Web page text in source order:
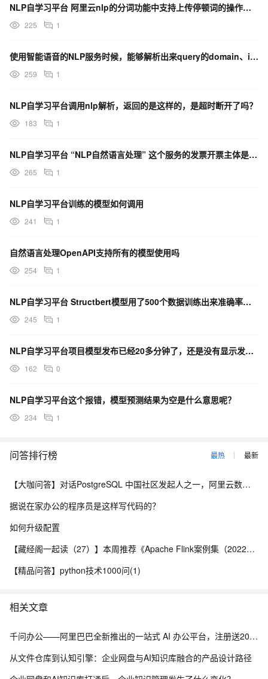
NLP自学习平台 阿里云nlp的分词功能中支持上传停顿词的操作嘛，请问相关接口参数是什么呢？
225 1
使用智能语音的NLP服务时候，能够解析出来query的domain、intent和是Slots嘛？
259 1
NLP自学习平台调用nlp解析，返回的是这样的，是超时断开了吗？
183 1
NLP自学习平台 “NLP自然语言处理” 这个服务的发票开票主体是 阿里云计算有限公司吗？
265 1
NLP自学习平台训练的模型如何调用
241 1
自然语言处理OpenAPI支持所有的模型使用吗
254 1
NLP自学习平台 Structbert模型用了500个数据训练出来准确率等结果仍然为零是怎么回事呢？
245 1
NLP自学习平台项目模型发布已经20多分钟了，还是没有显示发布成功，请问这是正常的吗？
162 0
NLP自学习平台这个报错，模型预测结果为空是什么意思呢？
234 1
问答排行榜 最热 最新
【大咖问答】对话PostgreSQL 中国社区发起人之一，阿里云数据库高级专家 德哥
据说在家办公的程序员是这样写代码的？
如何升级配置
【藏经阁一起读（27）】本周推荐《Apache Flink案例集（2022版）》，你有哪些心得？
【精品问答】python技术1000问(1)
相关文章
千问办公——阿里巴巴全新推出的一站式 AI 办公平台，注册送2000积分
从文件仓库到认知引擎：企业网盘与AI知识库融合的产品设计路径